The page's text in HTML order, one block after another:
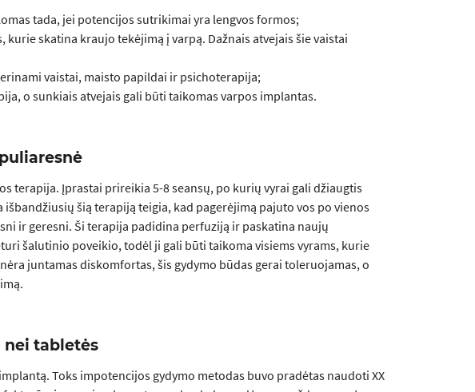
tada, jei potencijos sutrikimai yra lengvos formos;
skatina kraujo tekėjimą į varpą. Dažnais atvejais šie vaistai
vaistai, maisto papildai ir psichoterapija;
o sunkiais atvejais gali būti taikomas varpos implantas.
terapija. Įprastai prireikia 5-8 seansų, po kurių vyrai gali džiaugtis
šią terapiją teigia, kad pagerėjimą pajuto vos po vienos
ir geresni. Ši terapija padidina perfuziją ir paskatina naujų
šalutinio poveikio, todėl ji gali būti taikoma visiems vyrams, kurie
juntamas diskomfortas, šis gydymo būdas gerai toleruojamas, o
tabletės
Toks impotencijos gydymo metodas buvo pradėtas naudoti XX